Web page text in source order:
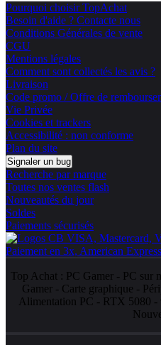
Pourquoi choisir TopAchat
Besoin d'aide ? Contacte nous
Conditions Générales de vente
CGU
Mentions légales
Comment sont collectés les avis ?
Livraison
Code promo / Offre de
Vie Privée
Cookies et trackers
Accessibilité : non conforme
Plan du site
Signaler un bug
Recherche par marque
Toutes nos ventes flash
Nouveautés du jour
Soldes
Paiements sécurisés
Top Achat : PC Gamer- PC sur
Gamer - Carte graphique -
Alimentation PC - RTX 5080 -